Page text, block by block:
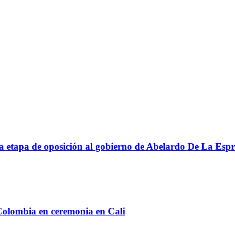
de oposición al gobierno de Abelardo De La
en ceremonia en Cali